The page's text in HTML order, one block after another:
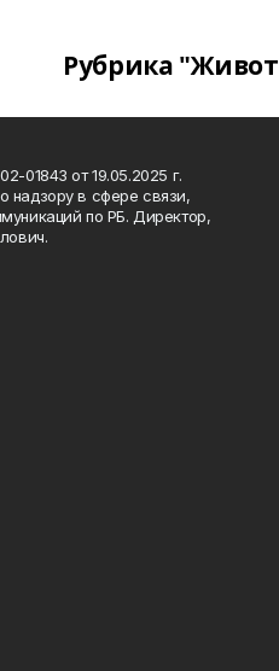
Рубрика
01843 от 19.05.2025 г.
надзору в сфере связи,
по РБ. Директор,